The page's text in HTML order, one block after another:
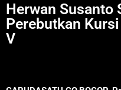
Herwan Susanto
Perebutkan
V